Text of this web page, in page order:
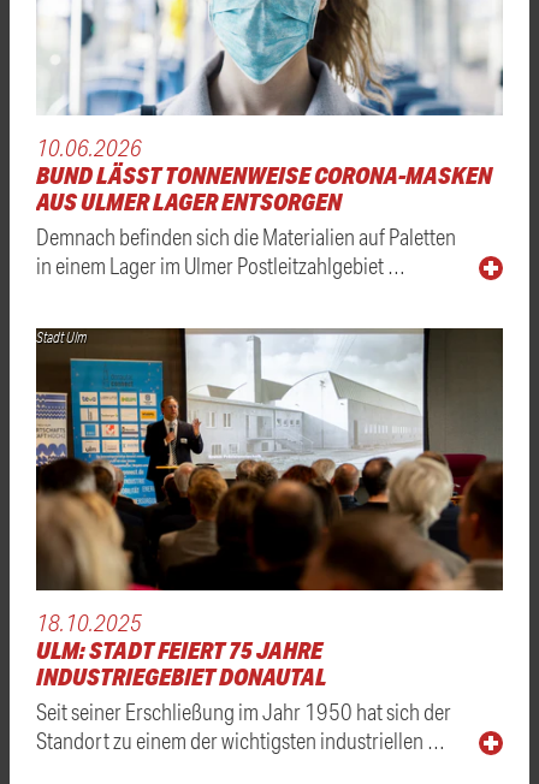
10.06.2026
BUND LÄSST TONNENWEISE CORONA-MASKEN
AUS ULMER LAGER ENTSORGEN
Demnach befinden sich die Materialien auf Paletten
in einem Lager im Ulmer Postleitzahlgebiet …
Stadt Ulm
18.10.2025
ULM: STADT FEIERT 75 JAHRE
INDUSTRIEGEBIET DONAUTAL
Seit seiner Erschließung im Jahr 1950 hat sich der
Standort zu einem der wichtigsten industriellen …